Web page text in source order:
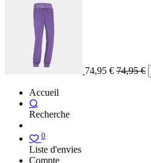
74,95 € 74,95€
Accueil
Recherche
0
Liste d'envies
Compte